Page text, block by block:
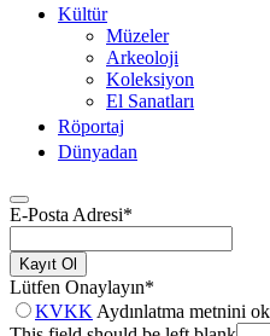
Kültür
Müzeler
Arkeoloji
Koleksiyon
El Sanatları
Röportaj
Dünyadan
E-Posta Adresi*
Kayıt Ol
Lütfen Onaylayın*
KVKK Aydınlatma metnini